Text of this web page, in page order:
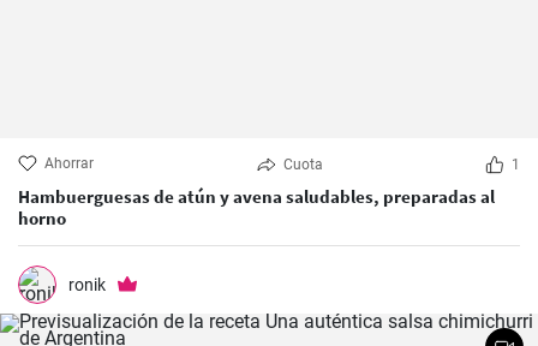
Ahorrar Cuota 1
Hambuerguesas de atún y avena saludables, preparadas al
horno
ronik